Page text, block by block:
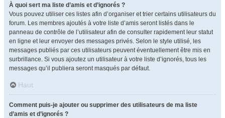
À quoi sert ma liste d’amis et d’ignorés ?
Vous pouvez utiliser ces listes afin d’organiser et trier certains utilisateurs du
forum. Les membres ajoutés à votre liste d’amis seront listés dans le
panneau de contrôle de l’utilisateur afin de consulter rapidement leur statut
en ligne et leur envoyer des messages privés. Selon le style utilisé, les
messages publiés par ces utilisateurs peuvent éventuellement être mis en
surbrillance. Si vous ajoutez un utilisateur à votre liste d’ignorés, tous les
messages qu’il publiera seront masqués par défaut.
Haut
Comment puis-je ajouter ou supprimer des utilisateurs de ma liste
d’amis et d’ignorés ?